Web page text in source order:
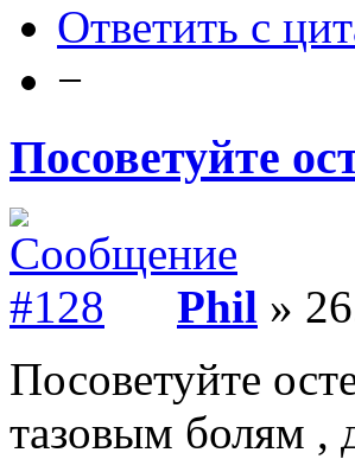
Ответить с
−
Посоветуйте
Phil »
Посоветуйте
тазовым болям ,